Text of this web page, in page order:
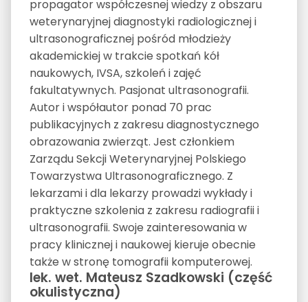
propagator współczesnej wiedzy z obszaru
weterynaryjnej diagnostyki radiologicznej i
ultrasonograficznej pośród młodzieży
akademickiej w trakcie spotkań kół
naukowych, IVSA, szkoleń i zajęć
fakultatywnych. Pasjonat ultrasonografii.
Autor i współautor ponad 70 prac
publikacyjnych z zakresu diagnostycznego
obrazowania zwierząt. Jest członkiem
Zarządu Sekcji Weterynaryjnej Polskiego
Towarzystwa Ultrasonograficznego. Z
lekarzami i dla lekarzy prowadzi wykłady i
praktyczne szkolenia z zakresu radiografii i
ultrasonografii. Swoje zainteresowania w
pracy klinicznej i naukowej kieruje obecnie
także w stronę tomografii komputerowej.
lek. wet. Mateusz Szadkowski (część
okulistyczna)